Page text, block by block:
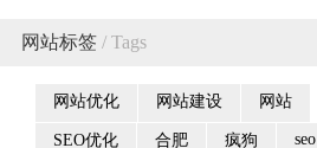
网站标签 / Tags
网站优化 网站建设 网站
SEO优化 合肥 疯狗 seo